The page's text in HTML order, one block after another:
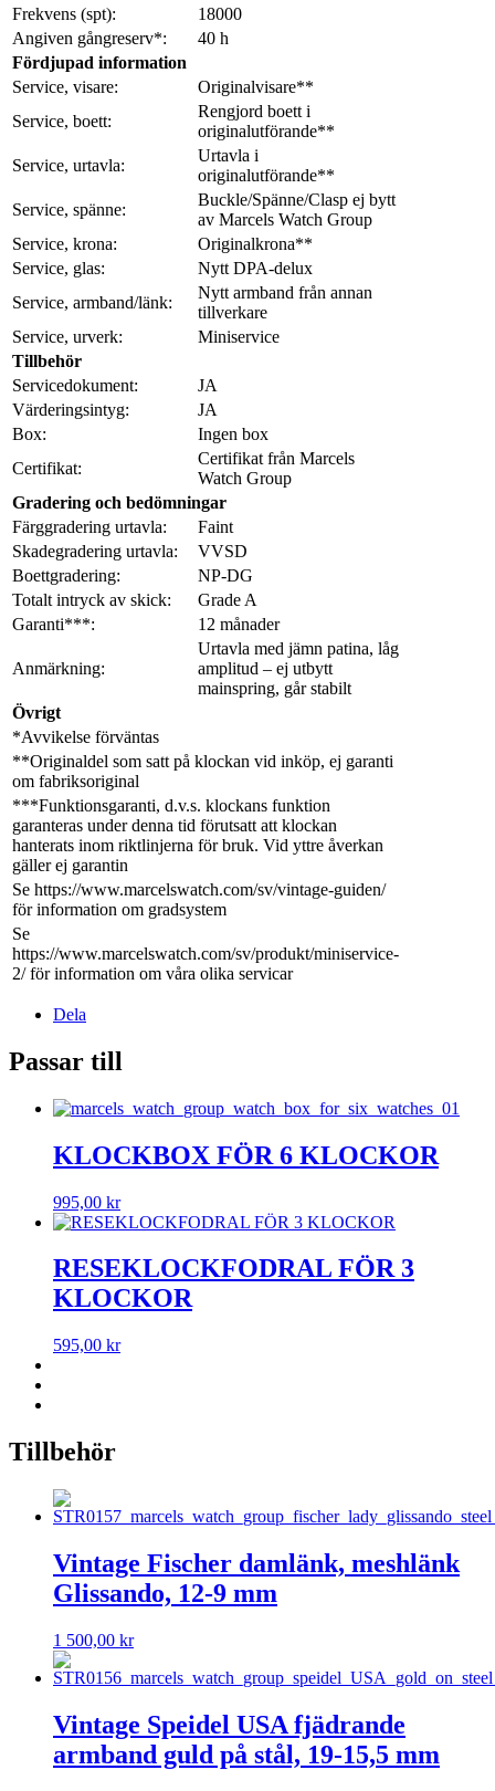
Frekvens (spt):
18000
Angiven gångreserv*:
40 h
Fördjupad information
Service, visare:
Originalvisare**
Service, boett:
Rengjord boett i
originalutförande**
Service, urtavla:
Urtavla i
originalutförande**
Service, spänne:
Buckle/Spänne/Clasp ej bytt
av Marcels Watch Group
Service, krona:
Originalkrona**
Service, glas:
Nytt DPA-delux
Service, armband/länk:
Nytt armband från annan
tillverkare
Service, urverk:
Miniservice
Tillbehör
Servicedokument:
JA
Värderingsintyg:
JA
Box:
Ingen box
Certifikat:
Certifikat från Marcels
Watch Group
Gradering och bedömningar
Färggradering urtavla:
Faint
Skadegradering urtavla:
VVSD
Boettgradering:
NP-DG
Totalt intryck av skick:
Grade A
Garanti***:
12 månader
Anmärkning:
Urtavla med jämn patina, låg
amplitud – ej utbytt
mainspring, går stabilt
Övrigt
*Avvikelse förväntas
**Originaldel som satt på klockan vid inköp, ej garanti
om fabriksoriginal
***Funktionsgaranti, d.v.s. klockans funktion
garanteras under denna tid förutsatt att klockan
hanterats inom riktlinjerna för bruk. Vid yttre åverkan
gäller ej garantin
Se https://www.marcelswatch.com/sv/vintage-guiden/
för information om gradsystem
Se
https://www.marcelswatch.com/sv/produkt/miniservice-
2/ för information om våra olika servicar
Dela
Passar till
KLOCKBOX FÖR 6 KLOCKOR
995,00 kr
RESEKLOCKFODRAL FÖR 3
KLOCKOR
595,00 kr
Tillbehör
Vintage Fischer damlänk, meshlänk
Glissando, 12-9 mm
1 500,00 kr
Vintage Speidel USA fjädrande
armband guld på stål, 19-15,5 mm